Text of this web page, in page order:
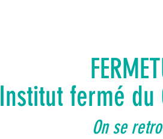
Institut fermé du
On se